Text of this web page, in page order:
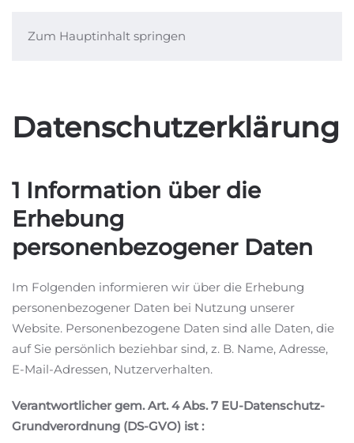
Zum Hauptinhalt springen
Datenschutzerklärung
1 Information über die
Erhebung
personenbezogener Daten
Im Folgenden informieren wir über die Erhebung
personenbezogener Daten bei Nutzung unserer
Website. Personenbezogene Daten sind alle Daten, die
auf Sie persönlich beziehbar sind, z. B. Name, Adresse,
E-Mail-Adressen, Nutzerverhalten.
Verantwortlicher gem. Art. 4 Abs. 7 EU-Datenschutz-
Grundverordnung (DS-GVO) ist :